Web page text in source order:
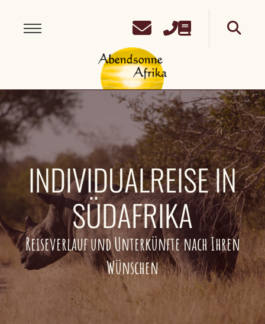
INDIVIDUALREISE IN
SÜDAFRIKA
Reiseverlauf und Unterkünfte nach Ihren
Wünschen